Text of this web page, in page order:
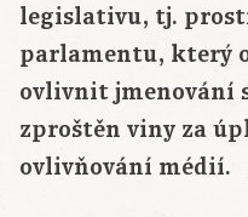
legislativu, tj.
parlamentu, který
ovlivnit jmenování
zproštěn viny za
ovlivňování médií.